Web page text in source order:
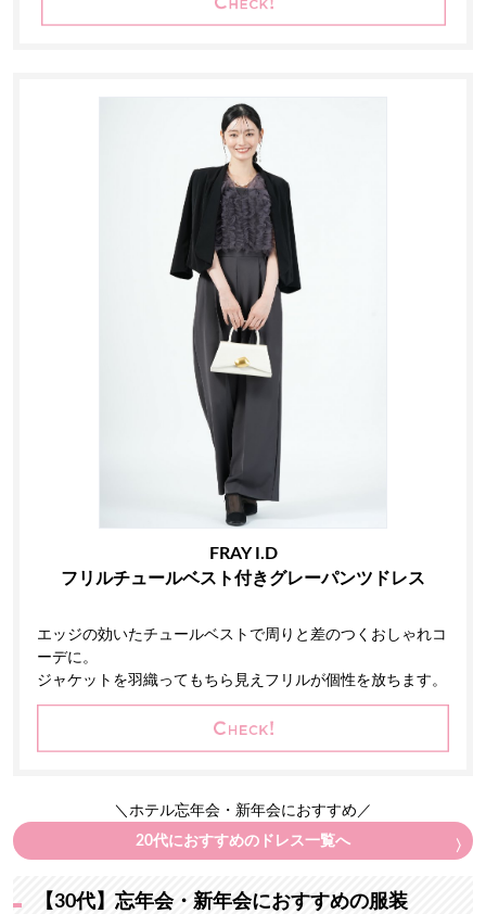
FRAY I.D
フリルチュールベスト付きグレーパンツドレス
エッジの効いたチュールベストで周りと差のつくおしゃれコ
ーデに。
ジャケットを羽織ってもちら見えフリルが個性を放ちます。
＼ホテル忘年会・新年会におすすめ／
20代におすすめのドレス一覧へ
【30代】忘年会・新年会におすすめの服装